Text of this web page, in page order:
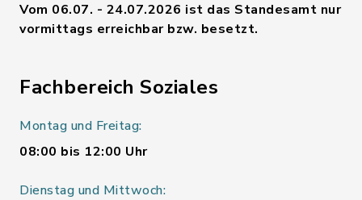
Vom 06.07. - 24.07.2026 ist das Standesamt nur
vormittags erreichbar bzw. besetzt.
Fachbereich Soziales
Montag und Freitag:
08:00 bis 12:00 Uhr
Dienstag und Mittwoch: